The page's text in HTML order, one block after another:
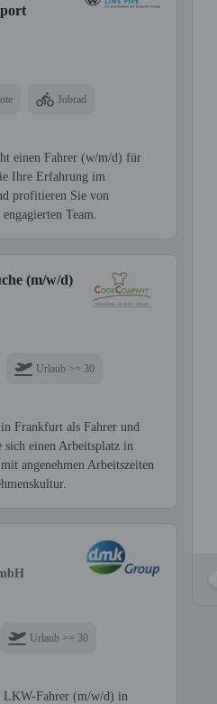
Jobrad
einen Fahrer (w/m/d) für
Ihre Erfahrung im
profitieren Sie von
Team.
(m/w/d)
Urlaub >= 30
Frankfurt als Fahrer und
einen Arbeitsplatz in
angenehmen Arbeitszeiten
Urlaub >= 30
LKW-Fahrer (m/w/d) in